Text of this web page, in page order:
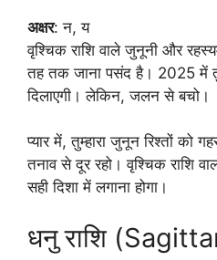
अक्षर: न, य
वृश्चिक राशि वाले जुनूनी और
तह तक जाना पसंद है। 2025 में
दिलाएगी। लेकिन, जलन से बचो।
प्यार में, तुम्हारा जुनून रिश्तों को
तनाव से दूर रहो। वृश्चिक राशि
सही दिशा में लगाना होगा।
धनु राशि